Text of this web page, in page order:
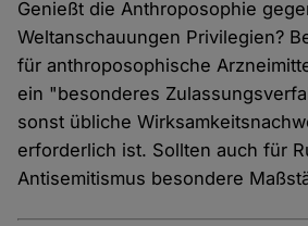
Genießt die Anthroposophie
Weltanschauungen Privilegien?
für anthroposophische
ein "besonderes
sonst übliche
erforderlich ist. Sollten auch für
Antisemitismus besondere